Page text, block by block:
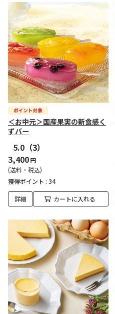
＜お中元＞国産果実の新食感く
ずバー
5.0 （3）
3,400円
(送料・税込)
獲得ポイント : 34
詳細 カートに入れる